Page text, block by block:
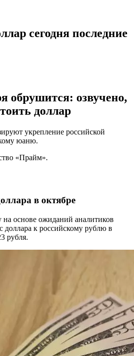
сегодня последние
обрушится: озвучено,
доллар
укрепление российской
юаню.
«Прайм».
в октябре
на основе ожиданий аналитиков
доллара к российскому рублю в
рубля.